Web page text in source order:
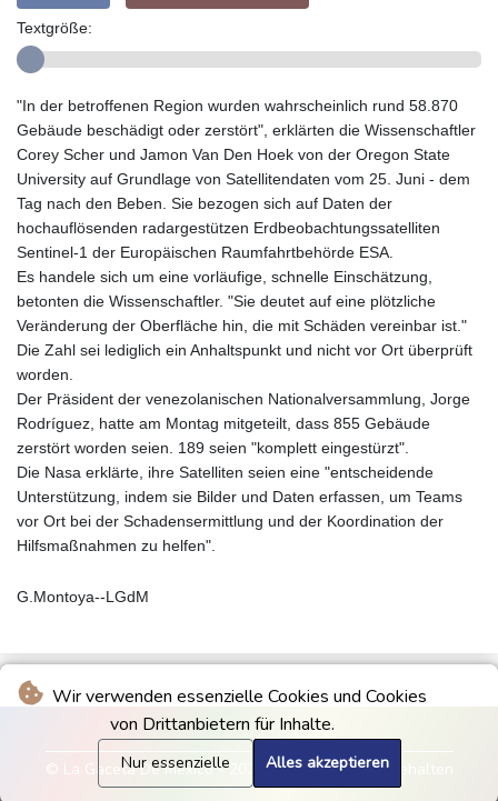
Wir verwenden essenzielle Cookies und Cookies
von Drittanbietern für Inhalte.
Nur essenzielle Alles akzeptieren
Textgröße:
"In der betroffenen Region wurden wahrscheinlich rund 58.870
Gebäude beschädigt oder zerstört", erklärten die Wissenschaftler
Corey Scher und Jamon Van Den Hoek von der Oregon State
University auf Grundlage von Satellitendaten vom 25. Juni - dem
Tag nach den Beben. Sie bezogen sich auf Daten der
hochauflösenden radargestützen Erdbeobachtungssatelliten
Sentinel-1 der Europäischen Raumfahrtbehörde ESA.
Es handele sich um eine vorläufige, schnelle Einschätzung,
betonten die Wissenschaftler. "Sie deutet auf eine plötzliche
Veränderung der Oberfläche hin, die mit Schäden vereinbar ist."
Die Zahl sei lediglich ein Anhaltspunkt und nicht vor Ort überprüft
worden.
Der Präsident der venezolanischen Nationalversammlung, Jorge
Rodríguez, hatte am Montag mitgeteilt, dass 855 Gebäude
zerstört worden seien. 189 seien "komplett eingestürzt".
Die Nasa erklärte, ihre Satelliten seien eine "entscheidende
Unterstützung, indem sie Bilder und Daten erfassen, um Teams
vor Ort bei der Schadensermittlung und der Koordination der
Hilfsmaßnahmen zu helfen".
G.Montoya--LGdM
© La Gaceta De Mexico - 2026 - Alle Rechte vorbehalten